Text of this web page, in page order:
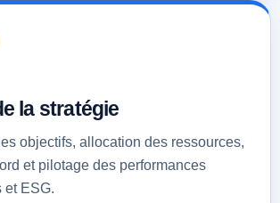
la stratégie
objectifs, allocation des ressources,
et pilotage des performances
et ESG.